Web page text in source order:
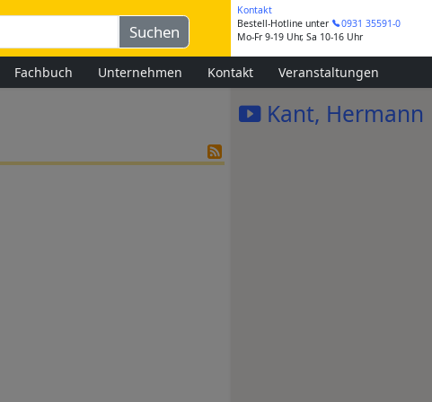
Kontakt
Bestell-Hotline unter
0931 35591-0
Mo-Fr 9-19 Uhr, Sa 10-16 Uhr
Fachbuch Unternehmen Kontakt Veranstaltungen
Kant, Hermann